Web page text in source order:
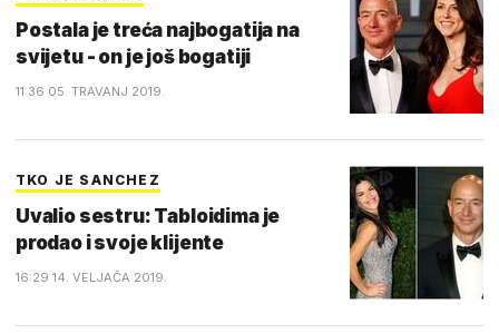
Postala je treća najbogatija na
svijetu - on je još bogatiji
11:36 05. TRAVANJ 2019.
TKO JE SANCHEZ
Uvalio sestru: Tabloidima je
prodao i svoje klijente
16:29 14. VELJAČA 2019.